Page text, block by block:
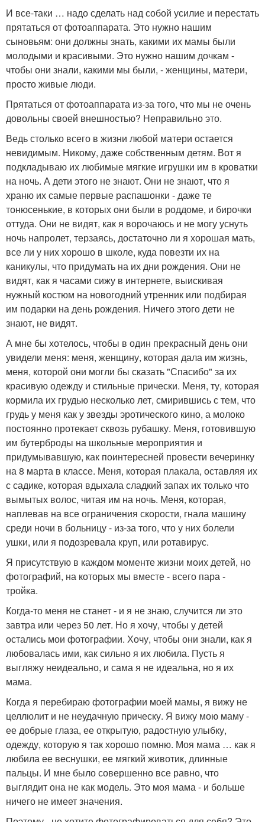
И все-таки … надо сделать над собой усилие и перестать
прятаться от фотоаппарата. Это нужно нашим
сыновьям: они должны знать, какими их мамы были
молодыми и красивыми. Это нужно нашим дочкам -
чтобы они знали, какими мы были, - женщины, матери,
просто живые люди.
Прятаться от фотоаппарата из-за того, что мы не очень
довольны своей внешностью? Неправильно это.
Ведь столько всего в жизни любой матери остается
невидимым. Никому, даже собственным детям. Вот я
подкладываю их любимые мягкие игрушки им в кроватки
на ночь. А дети этого не знают. Они не знают, что я
храню их самые первые распашонки - даже те
тонюсенькие, в которых они были в роддоме, и бирочки
оттуда. Они не видят, как я ворочаюсь и не могу уснуть
ночь напролет, терзаясь, достаточно ли я хорошая мать,
все ли у них хорошо в школе, куда повезти их на
каникулы, что придумать на их дни рождения. Они не
видят, как я часами сижу в интернете, выискивая
нужный костюм на новогодний утренник или подбирая
им подарки на день рождения. Ничего этого дети не
знают, не видят.
А мне бы хотелось, чтобы в один прекрасный день они
увидели меня: меня, женщину, которая дала им жизнь,
меня, которой они могли бы сказать "Спасибо" за их
красивую одежду и стильные прически. Меня, ту, которая
кормила их грудью несколько лет, смирившись с тем, что
грудь у меня как у звезды эротического кино, а молоко
постоянно протекает сквозь рубашку. Меня, готовившую
им бутерброды на школьные мероприятия и
придумывавшую, как поинтересней провести вечеринку
на 8 марта в классе. Меня, которая плакала, оставляя их
с садике, которая вдыхала сладкий запах их только что
вымытых волос, читая им на ночь. Меня, которая,
наплевав на все ограничения скорости, гнала машину
среди ночи в больницу - из-за того, что у них болели
ушки, или я подозревала круп, или ротавирус.
Я присутствую в каждом моменте жизни моих детей, но
фотографий, на которых мы вместе - всего пара -
тройка.
Когда-то меня не станет - и я не знаю, случится ли это
завтра или через 50 лет. Но я хочу, чтобы у детей
остались мои фотографии. Хочу, чтобы они знали, как я
любовалась ими, как сильно я их любила. Пусть я
выгляжу неидеально, и сама я не идеальна, но я их
мама.
Когда я перебираю фотографии моей мамы, я вижу не
целлюлит и не неудачную прическу. Я вижу мою маму -
ее добрые глаза, ее открытую, радостную улыбку,
одежду, которую я так хорошо помню. Моя мама … как я
любила ее веснушки, ее мягкий животик, длинные
пальцы. И мне было совершенно все равно, что
выглядит она не как модель. Это моя мама - и больше
ничего не имеет значения.